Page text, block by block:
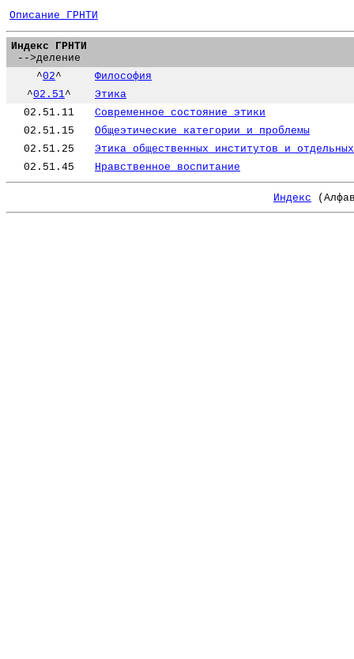
Описание ГРНТИ
Индекс ГРНТИ
-->деление
^02^
Философия
^02.51^
Этика
02.51.11
Современное состояние этики
02.51.15
Общеэтические категории и проблемы
02.51.25
Этика общественных институтов и
02.51.45
Нравственное воспитание
Индекс